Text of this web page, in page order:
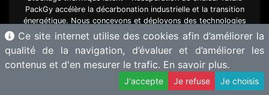
PackGy accélère la décarbonation industrielle et la transition
énergétique. Nous concevons et déployons des technologies
thermiques de rupture permettant la décarbonation des
[voir plus]
Voir le site
Ce site internet utilise des cookies afin d’améliorer la
qualité de la navigation, d’évaluer et d’améliorer les
contenus et d'en mesurer le trafic. En savoir plus.
J'accepte Je refuse Je choisis